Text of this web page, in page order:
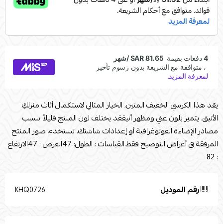
يعّد هذا الكرسي الخفيف المتين، الخيار المثالي لاستكمال أثاث منزلكِ
الأنيق. يتميز بلون غني ومظهر أنيققد يختلف لون المنتج قليلاً بسبب
مصادر الإضاءة الفوتوغرافية أو إعدادات شاشتك. تستخدم صور المنتج
المرفقة في أغراض التوضيح فقط.القياسات : الطول: 47العرض : 47الارتفاع
: 82
رقم الموديل KHQ0726